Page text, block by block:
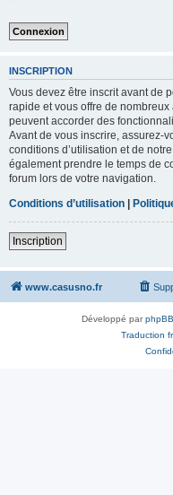
INSCRIPTION
Vous devez être inscrit avant de
rapide et vous offre de
peuvent accorder des
Avant de vous inscrire, assurez-
conditions d’utilisation et de
également prendre le temps de
forum lors de votre navigation.
Conditions d’utilisation |
Inscription
www.casusno.fr
Développé parphpBB
Traduction